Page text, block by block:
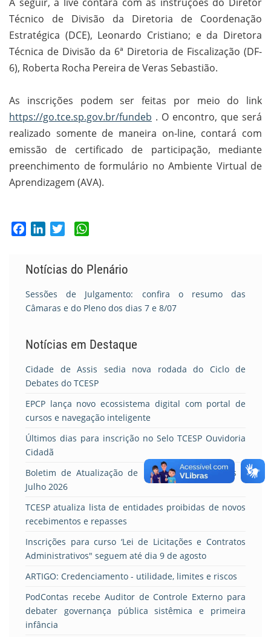
Técnico de Divisão da Diretoria de Coordenação
Estratégica (DCE), Leonardo Cristiano; e da Diretora
Técnica de Divisão da 6ª Diretoria de Fiscalização (DF-
6), Roberta Rocha Pereira de Veras Sebastião.
As inscrições podem ser feitas por meio do link
https://go.tce.sp.gov.br/fundeb . O encontro, que será
realizado somente de maneira on-line, contará com
emissão de certificado de participação, mediante
preenchimento de formulário no Ambiente Virtual de
Aprendizagem (AVA).
FacebookLinkedIn
Twitter
Notícias do Plenário
Sessões de Julgamento: confira o resumo das
Câmaras e do Pleno dos dias 7 e 8/07
Notícias em Destaque
Cidade de Assis sedia nova rodada do Ciclo de
Debates do TCESP
EPCP lança novo ecossistema digital com portal de
cursos e navegação inteligente
Últimos dias para inscrição no Selo TCESP Ouvidoria
Cidadã
Boletim de Atualização de Licitações e Contratos –
Julho 2026
TCESP atualiza lista de entidades proibidas de novos
recebimentos e repasses
Inscrições para curso ‘Lei de Licitações e Contratos
Administrativos" seguem até dia 9 de agosto
ARTIGO: Credenciamento - utilidade, limites e riscos
PodContas recebe Auditor de Controle Externo para
debater governança pública sistêmica e primeira
infância